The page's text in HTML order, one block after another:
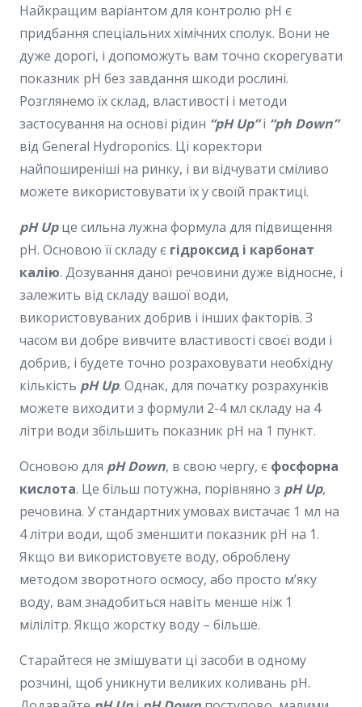
Найкращим варіантом для контролю pH є
придбання спеціальних хімічних сполук. Вони не
дуже дорогі, і допоможуть вам точно скорегувати
показник pH без завдання шкоди рослині.
Розглянемо їх склад, властивості і методи
застосування на основі рідин “pH Up”і “ph Down”
від General Hydroponics. Ці коректори
найпоширеніші на ринку, і ви відчувати сміливо
можете використовувати їх у своїй практиці.
pH Upце сильна лужна формула для підвищення
pH. Основою її складу є гідроксид і карбонат
калію. Дозування даної речовини дуже відносне, і
залежить від складу вашої води,
використовуваних добрив і інших факторів. З
часом ви добре вивчите властивості своєї води і
добрив, і будете точно розраховувати необхідну
кількість pH Up. Однак, для початку розрахунків
можете виходити з формули 2-4 мл складу на 4
літри води збільшить показник pH на 1 пункт.
Основою для pH Down, в свою чергу, є фосфорна
кислота. Це більш потужна, порівняно з pH Up,
речовина. У стандартних умовах вистачає 1 мл на
4 літри води, щоб зменшити показник pH на 1.
Якщо ви використовуєте воду, оброблену
методом зворотного осмосу, або просто м’яку
воду, вам знадобиться навіть менше ніж 1
мілілітр. Якщо жорстку воду – більше.
Старайтеся не змішувати ці засоби в одному
розчині, щоб уникнути великих коливань pH.